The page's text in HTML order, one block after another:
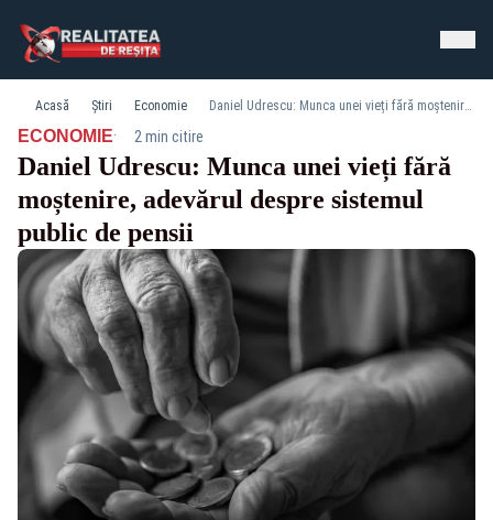
Acasă Știri Economie Daniel Udrescu: Munca unei vieți fără moștenire, adevărul despre sistemul public de pensii
ECONOMIE· 2 min citire
Daniel Udrescu: Munca unei vieți fără
moștenire, adevărul despre sistemul
public de pensii